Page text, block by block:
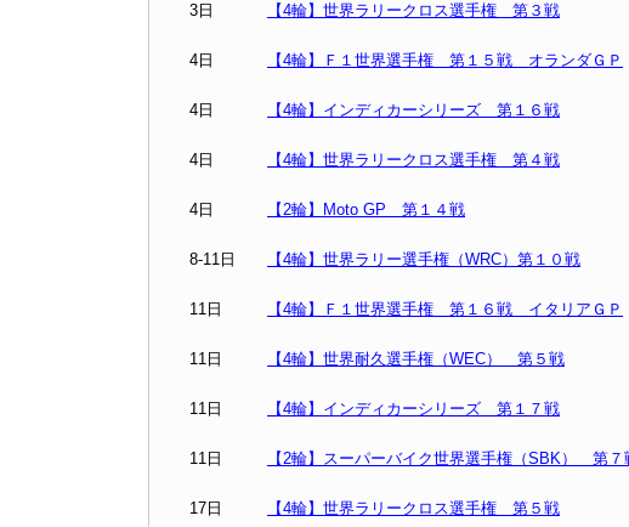
3日 【4輪】世界ラリークロス選手権 第３戦
4日 【4輪】Ｆ１世界選手権 第１５戦 オランダＧＰ
4日 【4輪】インディカーシリーズ 第１６戦
4日 【4輪】世界ラリークロス選手権 第４戦
4日 【2輪】Moto GP 第１４戦
8-11日 【4輪】世界ラリー選手権（WRC）第１０戦
11日 【4輪】Ｆ１世界選手権 第１６戦 イタリアＧＰ
11日 【4輪】世界耐久選手権（WEC） 第５戦
11日 【4輪】インディカーシリーズ 第１７戦
11日 【2輪】スーパーバイク世界選手権（SBK） 第７
17日 【4輪】世界ラリークロス選手権 第５戦